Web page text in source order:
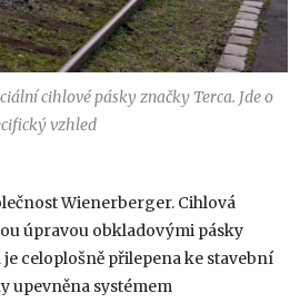
cihlové pásky značky Terca. Jde o
vzhled
Wienerberger. Cihlová
úpravou obkladovými pásky
celoplošně přilepena ke stavební
upevněna systémem